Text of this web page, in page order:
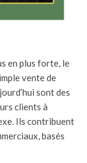
en plus forte, le
vente de
sont des
clients à
Ils contribuent
basés